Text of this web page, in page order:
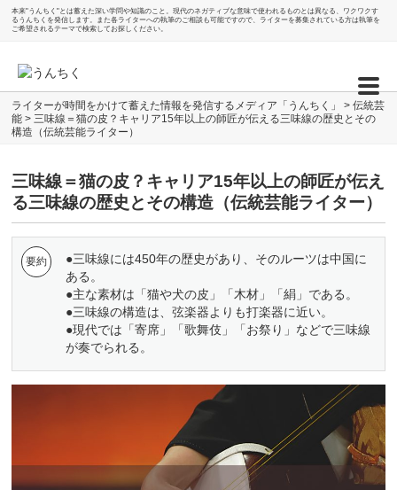
本来"うんちく"とは蓄えた深い学問や知識のこと。現代のネガティブな意味で使われるものとは異なる、ワクワクす
るうんちくを発信します。また各ライターへの執筆のご相談も可能ですので、ライターを募集されている方は執筆を
ご希望されるテーマで検索してお探しください。
ライターが時間をかけて蓄えた情報を発信するメディア「うんちく」 >伝統芸
能 >三味線＝猫の皮？キャリア15年以上の師匠が伝える三味線の歴史とその
構造（伝統芸能ライター）
三味線＝猫の皮？キャリア15年以上の師匠が伝え
る三味線の歴史とその構造（伝統芸能ライター）
●三味線には450年の歴史があり、そのルーツは中国に
ある。
●主な素材は「猫や犬の皮」「木材」「絹」である。
●三味線の構造は、弦楽器よりも打楽器に近い。
●現代では「寄席」「歌舞伎」「お祭り」などで三味線
が奏でられる。